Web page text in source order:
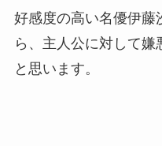
好感度の高い名優伊藤
ら、主人公に対して
と思います。